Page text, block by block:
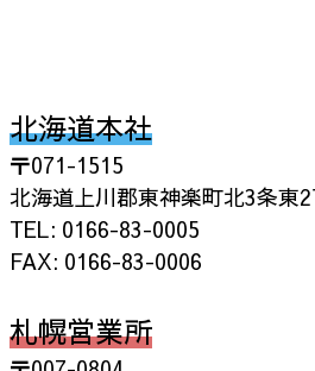
北海道本社
〒071-1515
北海道上川郡東神楽町北3条東
TEL: 0166-83-0005
FAX: 0166-83-0006
札幌営業所